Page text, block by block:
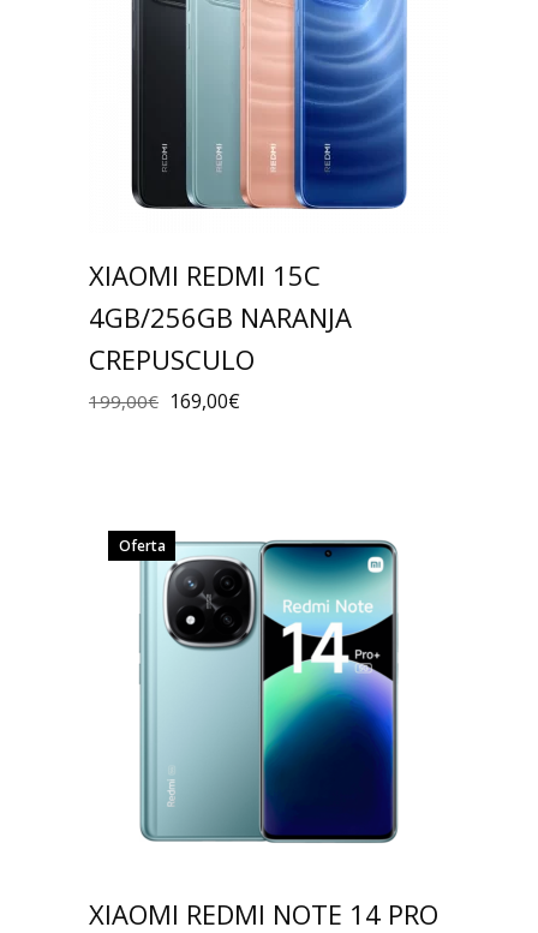
XIAOMI REDMI 15C
4GB/256GB NARANJA
CREPUSCULO
199,00€ 169,00€
Oferta
XIAOMI REDMI NOTE 14 PRO